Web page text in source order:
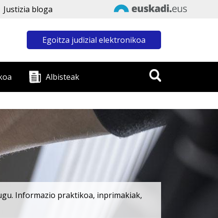
Justizia bloga
Egoitza judizial elektronikoa
Albisteak
Informazio praktikoa, inprimakiak,